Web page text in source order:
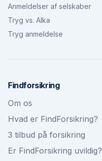
Anmeldelser af selskaber
Tryg vs. Alka
Tryg anmeldelse
Findforsikring
Om os
Hvad er FindForsikring?
3 tilbud på forsikring
Er FindForsikring uvildig?